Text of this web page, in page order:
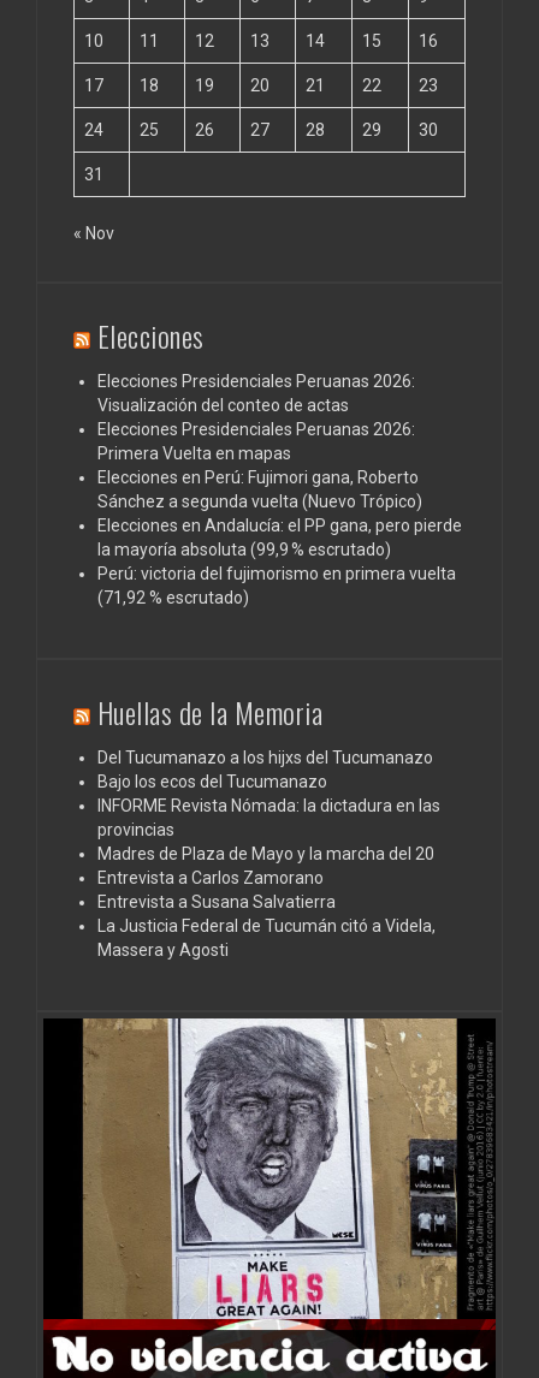
10 11 12 13 14 15 16
17 18 19 20 21 22 23
24 25 26 27 28 29 30
31
« Nov
Elecciones
Elecciones Presidenciales Peruanas 2026:
Visualización del conteo de actas
Elecciones Presidenciales Peruanas 2026:
Primera Vuelta en mapas
Elecciones en Perú: Fujimori gana, Roberto
Sánchez a segunda vuelta (Nuevo Trópico)
Elecciones en Andalucía: el PP gana, pero pierde
la mayoría absoluta (99,9 % escrutado)
Perú: victoria del fujimorismo en primera vuelta
(71,92 % escrutado)
Huellas de la Memoria
Del Tucumanazo a los hijxs del Tucumanazo
Bajo los ecos del Tucumanazo
INFORME Revista Nómada: la dictadura en las
provincias
Madres de Plaza de Mayo y la marcha del 20
Entrevista a Carlos Zamorano
Entrevista a Susana Salvatierra
La Justicia Federal de Tucumán citó a Videla,
Massera y Agosti